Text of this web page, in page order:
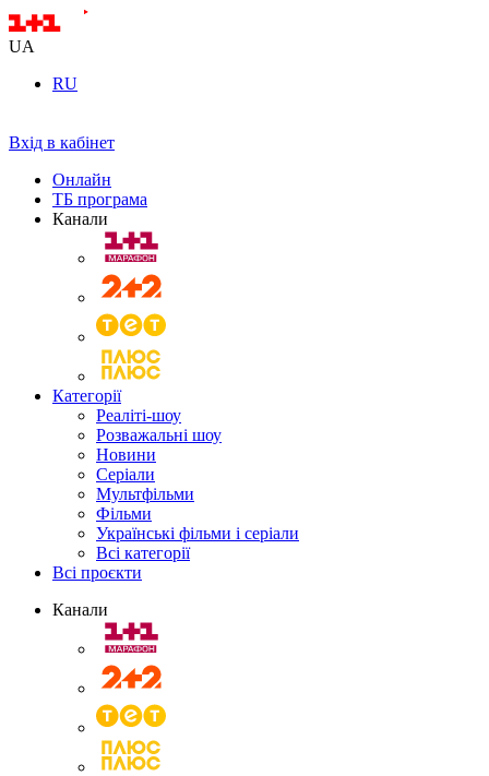
UA
RU
Вхід в кабінет
Онлайн
ТБ програма
Канали
Категорії
Реаліті-шоу
Розважальні шоу
Новини
Серіали
Мультфільми
Фільми
Українські фільми і серіали
Всі категорії
Всі проєкти
Канали